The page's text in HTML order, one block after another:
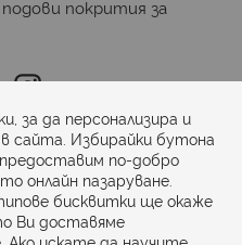
покрития за
за да персонализира и
сайта. Избирайки бутона
по-добро
онлайн пазаруване.
бисквитки ще окаже
Ви доставяме